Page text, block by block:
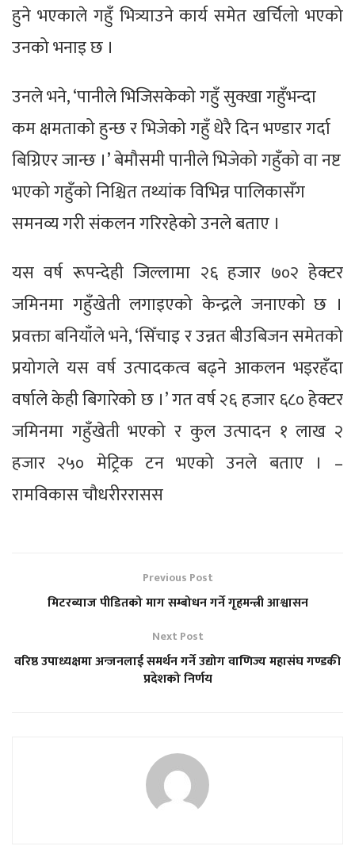
हुने भएकाले गहुँ भित्र्याउने कार्य समेत खर्चिलो भएको
उनको भनाइ छ ।
उनले भने, ‘पानीले भिजिसकेको गहुँ सुक्खा गहुँभन्दा
कम क्षमताको हुन्छ र भिजेको गहुँ धेरै दिन भण्डार गर्दा
बिग्रिएर जान्छ ।’ बेमौसमी पानीले भिजेको गहुँको वा नष्ट
भएको गहुँको निश्चित तथ्यांक विभिन्न पालिकासँग
समनव्य गरी संकलन गरिरहेको उनले बताए ।
यस वर्ष रूपन्देही जिल्लामा २६ हजार ७०२ हेक्टर
जमिनमा गहुँखेती लगाइएको केन्द्रले जनाएको छ ।
प्रवक्ता बनियाँले भने, ‘सिँचाइ र उन्नत बीउबिजन समेतको
प्रयोगले यस वर्ष उत्पादकत्व बढ्ने आकलन भइरहँदा
वर्षाले केही बिगारेको छ ।’ गत वर्ष २६ हजार ६८० हेक्टर
जमिनमा गहुँखेती भएको र कुल उत्पादन १ लाख २
हजार २५० मेट्रिक टन भएको उनले बताए । –
रामविकास चौधरीररासस
Previous Post
मिटरब्याज पीडितको माग सम्बोधन गर्ने गृहमन्त्री आश्वासन
Next Post
वरिष्ठ उपाध्यक्षमा अन्जनलाई समर्थन गर्ने उद्योग वाणिज्य महासंघ गण्डकी
प्रदेशको निर्णय